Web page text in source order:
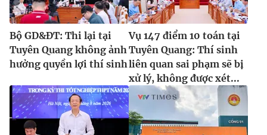
Bộ GD&ĐT: Thi lại tại
Tuyên Quang không ảnh
hưởng quyền lợi thí sinh
Vụ 147 điểm 10 toán tại
Tuyên Quang: Thí sinh
liên quan sai phạm sẽ bị
xử lý, không được xét...